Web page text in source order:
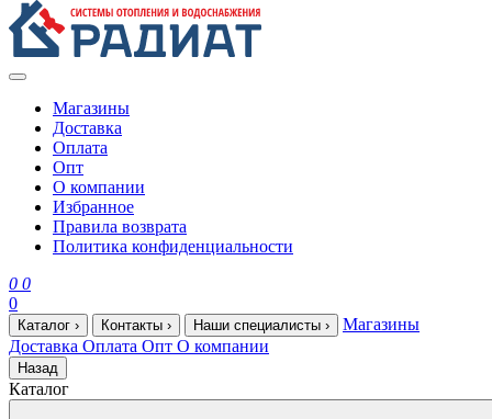
Магазины
Доставка
Оплата
Опт
О компании
Избранное
Правила возврата
Политика конфиденциальности
0 0
0
Каталог › Контакты › Наши специалисты ›
Магазины
Доставка Оплата Опт О компании
Назад
Каталог